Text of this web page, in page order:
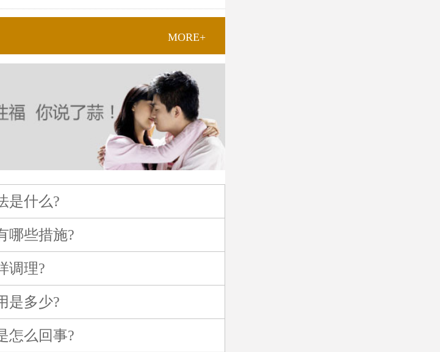
MORE+
是什么?
哪些措施?
调理?
是多少?
怎么回事?